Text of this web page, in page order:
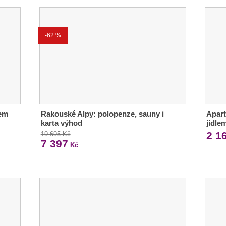
-62 %
Rakouské Alpy: polopenze, sauny i
karta výhod
19 695 Kč
7 397 Kč
2